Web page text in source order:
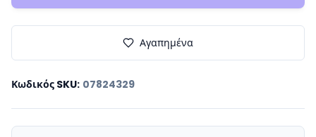
Αγαπημένα
Κωδικός SKU: 07824329